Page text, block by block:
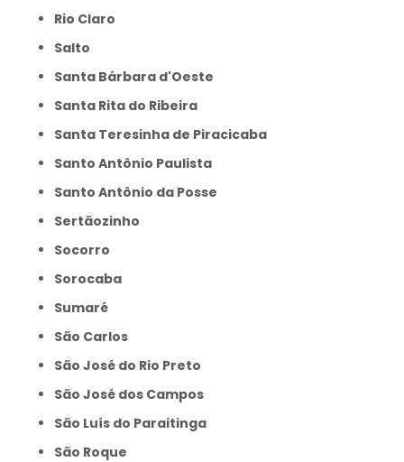
Rio Claro
Salto
Santa Bárbara d'Oeste
Santa Rita do Ribeira
Santa Teresinha de Piracicaba
Santo Antônio Paulista
Santo Antônio da Posse
Sertãozinho
Socorro
Sorocaba
Sumaré
São Carlos
São José do Rio Preto
São José dos Campos
São Luís do Paraitinga
São Roque